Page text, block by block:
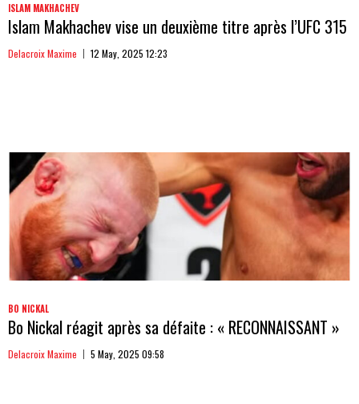
ISLAM MAKHACHEV
Islam Makhachev vise un deuxième titre après l’UFC 315
Delacroix Maxime 12 May, 2025 12:23
BO NICKAL
Bo Nickal réagit après sa défaite : « RECONNAISSANT »
Delacroix Maxime 5 May, 2025 09:58